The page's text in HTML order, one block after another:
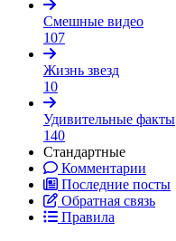
Смешные видео
107
Жизнь звезд
10
Удивительные факты
140
Стандартные
Комментарии
Последние посты
Обратная связь
Правила